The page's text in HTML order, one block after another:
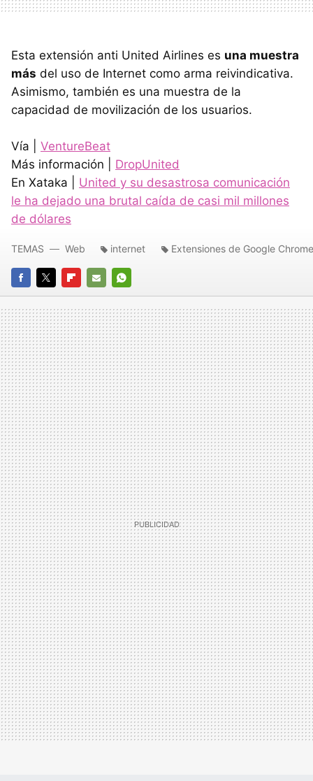
Esta extensión anti United Airlines es una muestra
más del uso de Internet como arma reivindicativa.
Asimismo, también es una muestra de la
capacidad de movilización de los usuarios.
Vía | VentureBeat
Más información | DropUnited
En Xataka | United y su desastrosa comunicación
le ha dejado una brutal caída de casi mil millones
de dólares
FACEBOOK
TWITTERFLIPBOARD
E-
MAIL
WHATSAPP
TEMAS Web internet Extensiones de Google Chrome